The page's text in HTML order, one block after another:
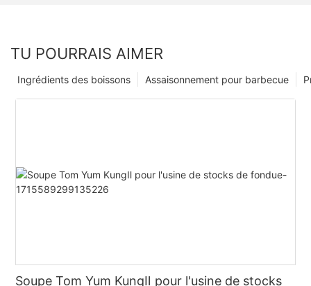
TU POURRAIS AIMER
Assaisonnement pour barbecue
Ingrédients des boissons
Soupe Tom Yum KungⅡ pour l'usine de stocks